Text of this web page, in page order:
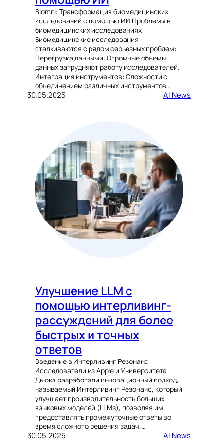
Biomni: Трансформация биомедицинских
исследований с помощью ИИ Проблемы в
биомедицинских исследованиях
Биомедицинские исследования
сталкиваются с рядом серьезных проблем:
Перегрузка данными: Огромные объемы
данных затрудняют работу исследователей.
Интеграция инструментов: Сложности с
объединением различных инструментов…
30.05.2025 AI News
Улучшение LLM с
помощью интерливинг-
рассуждений для более
быстрых и точных
ответов
Введение в Интерливинг Резонанс
Исследователи из Apple и Университета
Дьюка разработали инновационный подход,
называемый Интерливинг Резонанс, который
улучшает производительность больших
языковых моделей (LLMs), позволяя им
предоставлять промежуточные ответы во
время сложного решения задач.…
30.05.2025 AI News